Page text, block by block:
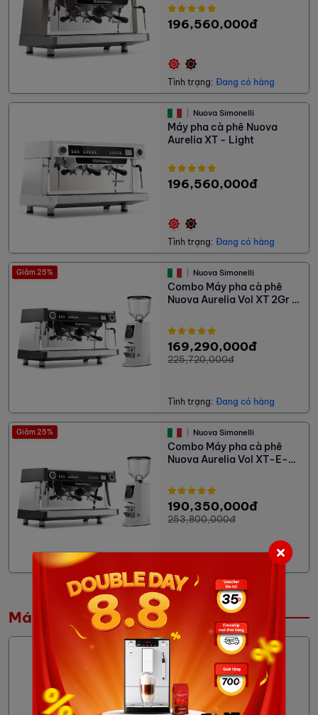
196,560,000đ
Tình trạng: Đang có hàng
Nuova Simonelli
Máy pha cà phê Nuova
Aurelia XT - Light
196,560,000đ
Tình trạng: Đang có hàng
Nuova Simonelli
Combo Máy pha cà phê
Nuova Aurelia Vol XT 2Gr +
Atom Excellence 65
169,290,000đ
225,720,000đ
Giảm 25%
Tình trạng: Đang có hàng
Nuova Simonelli
Combo Máy pha cà phê
Nuova Aurelia Vol XT-E-
cà phê Eureka Atom
Excellence 75
190,350,000đ
253,800,000đ
Giảm 25%
Đang có hàng
Máy xay cà phê chuyên nghiệp
Nuova Simonelli
Máy xay cà phê Duo